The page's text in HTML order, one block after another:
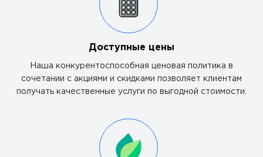
Доступные цены
Наша конкурентоспособная ценовая политика в
сочетании с акциями и скидками позволяет клиентам
получать качественные услуги по выгодной стоимости.